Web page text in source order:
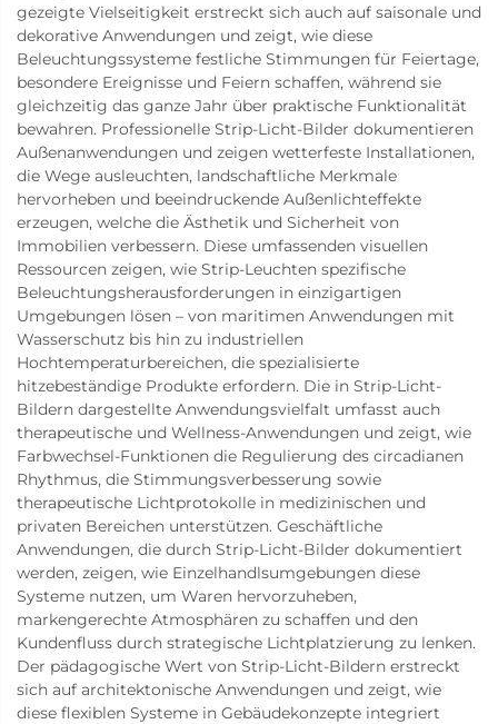
gezeigte Vielseitigkeit erstreckt sich auch auf saisonale und
dekorative Anwendungen und zeigt, wie diese
Beleuchtungssysteme festliche Stimmungen für Feiertage,
besondere Ereignisse und Feiern schaffen, während sie
gleichzeitig das ganze Jahr über praktische Funktionalität
bewahren. Professionelle Strip-Licht-Bilder dokumentieren
Außenanwendungen und zeigen wetterfeste Installationen,
die Wege ausleuchten, landschaftliche Merkmale
hervorheben und beeindruckende Außenlichteffekte
erzeugen, welche die Ästhetik und Sicherheit von
Immobilien verbessern. Diese umfassenden visuellen
Ressourcen zeigen, wie Strip-Leuchten spezifische
Beleuchtungsherausforderungen in einzigartigen
Umgebungen lösen – von maritimen Anwendungen mit
Wasserschutz bis hin zu industriellen
Hochtemperaturbereichen, die spezialisierte
hitzebeständige Produkte erfordern. Die in Strip-Licht-
Bildern dargestellte Anwendungsvielfalt umfasst auch
therapeutische und Wellness-Anwendungen und zeigt, wie
Farbwechsel-Funktionen die Regulierung des circadianen
Rhythmus, die Stimmungsverbesserung sowie
therapeutische Lichtprotokolle in medizinischen und
privaten Bereichen unterstützen. Geschäftliche
Anwendungen, die durch Strip-Licht-Bilder dokumentiert
werden, zeigen, wie Einzelhandlsumgebungen diese
Systeme nutzen, um Waren hervorzuheben,
markengerechte Atmosphären zu schaffen und den
Kundenfluss durch strategische Lichtplatzierung zu lenken.
Der pädagogische Wert von Strip-Licht-Bildern erstreckt
sich auf architektonische Anwendungen und zeigt, wie
diese flexiblen Systeme in Gebäudekonzepte integriert